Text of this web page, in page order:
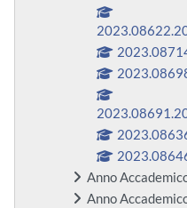
Anno
Anno